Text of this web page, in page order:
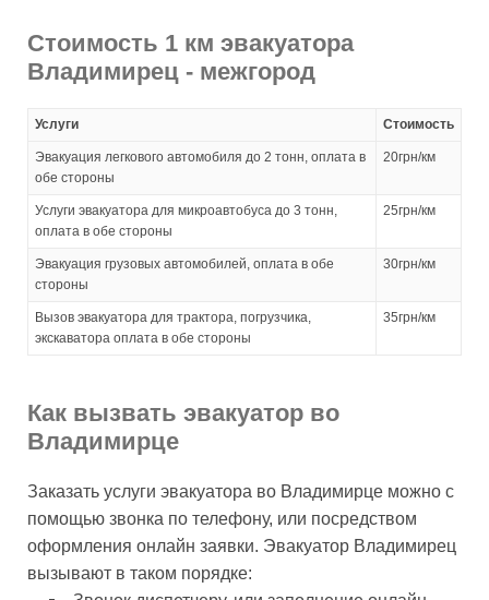
Стоимость 1 км эвакуатора
Владимирец - межгород
Услуги Стоимость
Эвакуация легкового автомобиля до 2 тонн, оплата в
обе стороны
20грн/км
Услуги эвакуатора для микроавтобуса до 3 тонн,
оплата в обе стороны
25грн/км
Эвакуация грузовых автомобилей, оплата в обе
стороны
30грн/км
Вызов эвакуатора для трактора, погрузчика,
экскаватора оплата в обе стороны
35грн/км
Как вызвать эвакуатор во
Владимирце
Заказать услуги эвакуатора во Владимирце можно с
помощью звонка по телефону, или посредством
оформления онлайн заявки. Эвакуатор Владимирец
вызывают в таком порядке: